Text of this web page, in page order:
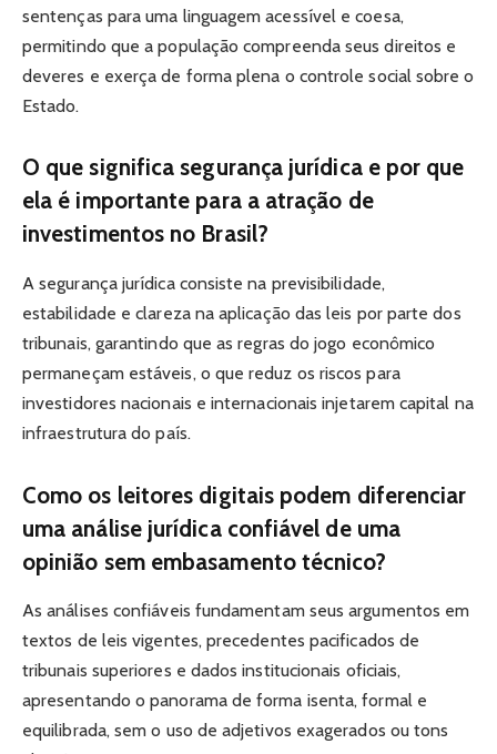
sentenças para uma linguagem acessível e coesa,
permitindo que a população compreenda seus direitos e
deveres e exerça de forma plena o controle social sobre o
Estado.
O que significa segurança jurídica e por que
ela é importante para a atração de
investimentos no Brasil?
A segurança jurídica consiste na previsibilidade,
estabilidade e clareza na aplicação das leis por parte dos
tribunais, garantindo que as regras do jogo econômico
permaneçam estáveis, o que reduz os riscos para
investidores nacionais e internacionais injetarem capital na
infraestrutura do país.
Como os leitores digitais podem diferenciar
uma análise jurídica confiável de uma
opinião sem embasamento técnico?
As análises confiáveis fundamentam seus argumentos em
textos de leis vigentes, precedentes pacificados de
tribunais superiores e dados institucionais oficiais,
apresentando o panorama de forma isenta, formal e
equilibrada, sem o uso de adjetivos exagerados ou tons